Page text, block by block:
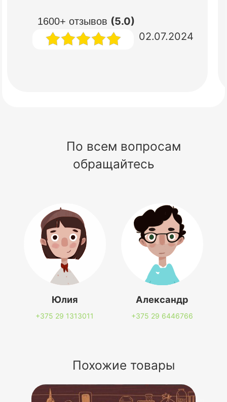
1600+ отзывов (5.0)
02.07.2024
По всем вопросам
обращайтесь
Юлия
+375 29 1313011
Александр
+375 29 6446766
Похожие товары